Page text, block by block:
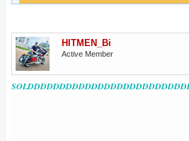
HITMEN_Bi
Active Member